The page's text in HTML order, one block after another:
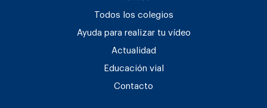
Todos los colegios
Ayuda para realizar tu vídeo
Actualidad
Educación vial
Contacto